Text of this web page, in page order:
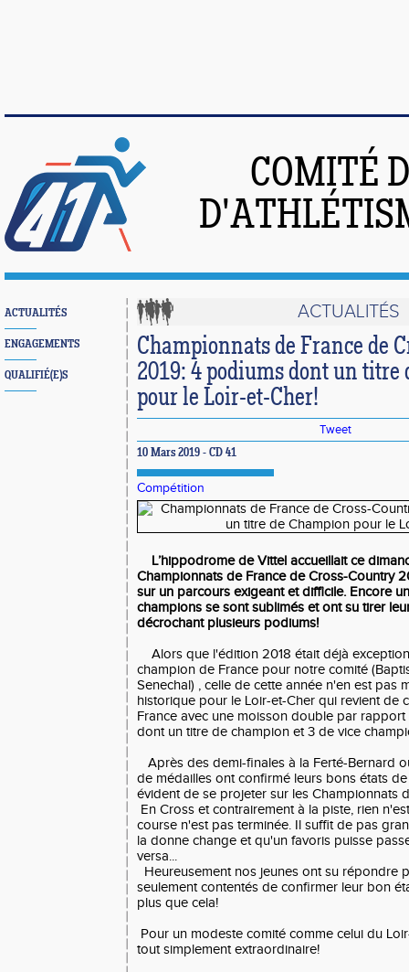
COMITÉ
ACTUALITÉS
ENGAGEMENTS
QUALIFIÉ(E)S
ACTUALITÉS
Championnats de France de
2019: 4 podiums dont un titre
pour le Loir-et-Cher!
Tweet
10 Mars 2019 - CD 41
Compétition
L’hippodrome de Vittel accueillait ce
Championnats de France de Cross-Country
sur un parcours exigeant et difficile. Encore
champions se sont sublimés et ont su tirer
décrochant plusieurs podiums!
Alors que l'édition 2018 était déjà
champion de France pour notre comité
Senechal) , celle de cette année n'en est pas
historique pour le Loir-et-Cher qui revient de
France avec une moisson double par rapport
dont un titre de champion et 3 de vice
Après des demi-finales à la Ferté-Bernard
de médailles ont confirmé leurs bons états
évident de se projeter sur les Championnats
En Cross et contrairement à la piste, rien
course n'est pas terminée. Il suffit de pas
la donne change et qu'un favoris puisse
versa...
Heureusement nos jeunes ont su répondre
seulement contentés de confirmer leur bon
plus que cela!
Pour un modeste comité comme celui du
tout simplement extraordinaire!